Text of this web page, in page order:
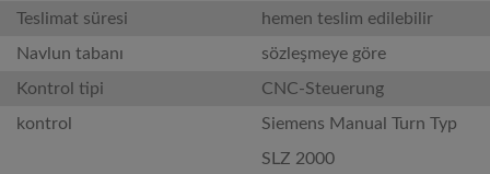
Teslimat süresi
hemen teslim edilebilir
Navlun tabanı
sözleşmeye göre
Kontrol tipi
CNC-Steuerung
kontrol
Siemens Manual Turn Typ
SLZ 2000